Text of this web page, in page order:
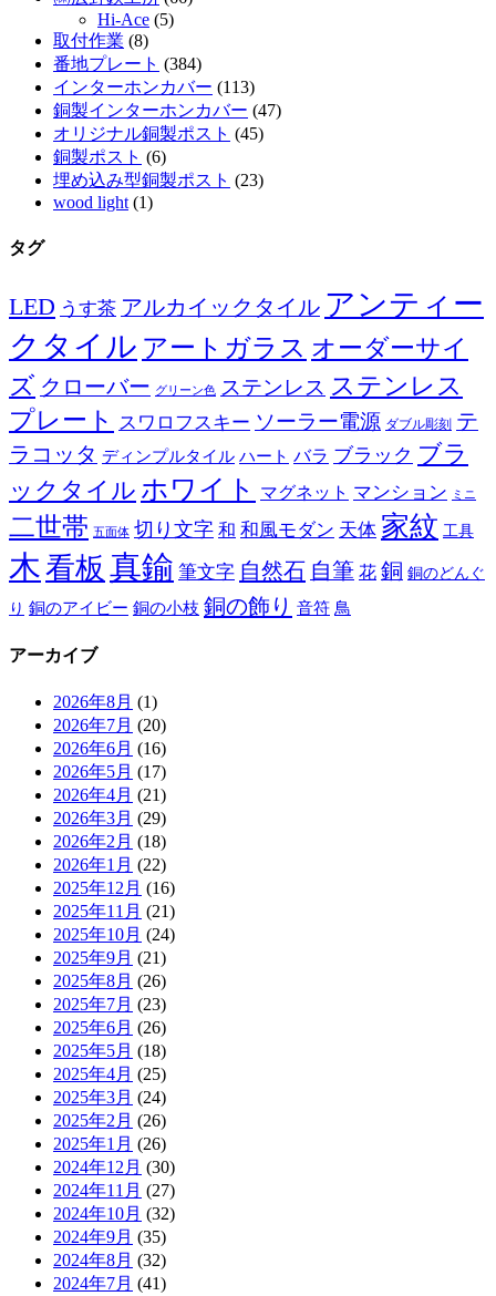
Hi-Ace (5)
取付作業 (8)
番地プレート (384)
インターホンカバー (113)
銅製インターホンカバー (47)
オリジナル銅製ポスト (45)
銅製ポスト (6)
埋め込み型銅製ポスト (23)
wood light (1)
タグ
LED うす茶 アルカイックタイル アンティー
クタイル アートガラス オーダーサイ
ズ クローバー グリーン色 ステンレス ステンレス
プレート スワロフスキー ソーラー電源 ダブル彫刻 テ
ラコッタ ディンプルタイル ハート バラ ブラック ブラ
ックタイル ホワイト マグネット マンション ミニ
二世帯 五面体 切り文字 和 和風モダン 天体 家紋 工具
木看板 真鍮 筆文字 自然石 自筆 花 銅 銅のどんぐ
り 銅のアイビー 銅の小枝 銅の飾り 音符 鳥
アーカイブ
2026年8月 (1)
2026年7月 (20)
2026年6月 (16)
2026年5月 (17)
2026年4月 (21)
2026年3月 (29)
2026年2月 (18)
2026年1月 (22)
2025年12月 (16)
2025年11月 (21)
2025年10月 (24)
2025年9月 (21)
2025年8月 (26)
2025年7月 (23)
2025年6月 (26)
2025年5月 (18)
2025年4月 (25)
2025年3月 (24)
2025年2月 (26)
2025年1月 (26)
2024年12月 (30)
2024年11月 (27)
2024年10月 (32)
2024年9月 (35)
2024年8月 (32)
2024年7月 (41)